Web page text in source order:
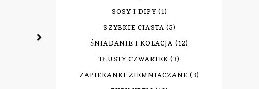
SOSY I DIPY (1)
SZYBKIE CIASTA (5)
ŚNIADANIE I KOLACJA (12)
TŁUSTY CZWARTEK (3)
ZAPIEKANKI ZIEMNIACZANE (3)